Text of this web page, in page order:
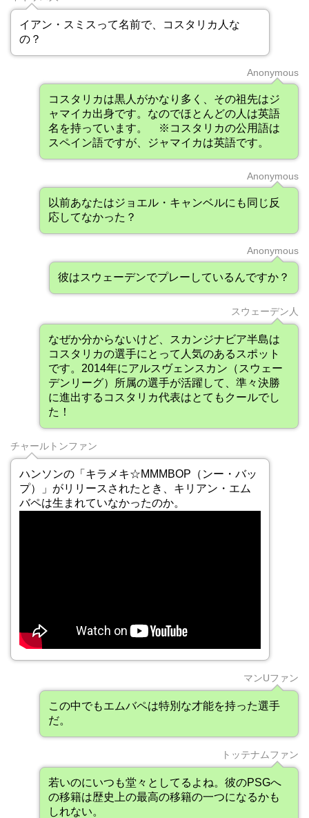
イアン・スミスって名前で、コスタリカ人な
の？
Anonymous
コスタリカは黒人がかなり多く、その祖先はジ
ャマイカ出身です。なのでほとんどの人は英語
名を持っています。 ※コスタリカの公用語は
スペイン語ですが、ジャマイカは英語です。
Anonymous
以前あなたはジョエル・キャンベルにも同じ反
応してなかった？
Anonymous
彼はスウェーデンでプレーしているんですか？
スウェーデン人
なぜか分からないけど、スカンジナビア半島は
コスタリカの選手にとって人気のあるスポット
です。2014年にアルスヴェンスカン（スウェー
デンリーグ）所属の選手が活躍して、準々決勝
に進出するコスタリカ代表はとてもクールでし
た！
チャールトンファン
ハンソンの「キラメキ☆MMMBOP（ンー・バッ
プ）」がリリースされたとき、キリアン・エム
バペは生まれていなかったのか。
マンUファン
この中でもエムバペは特別な才能を持った選手
だ。
トッテナムファン
若いのにいつも堂々としてるよね。彼のPSGへ
の移籍は歴史上の最高の移籍の一つになるかも
しれない。